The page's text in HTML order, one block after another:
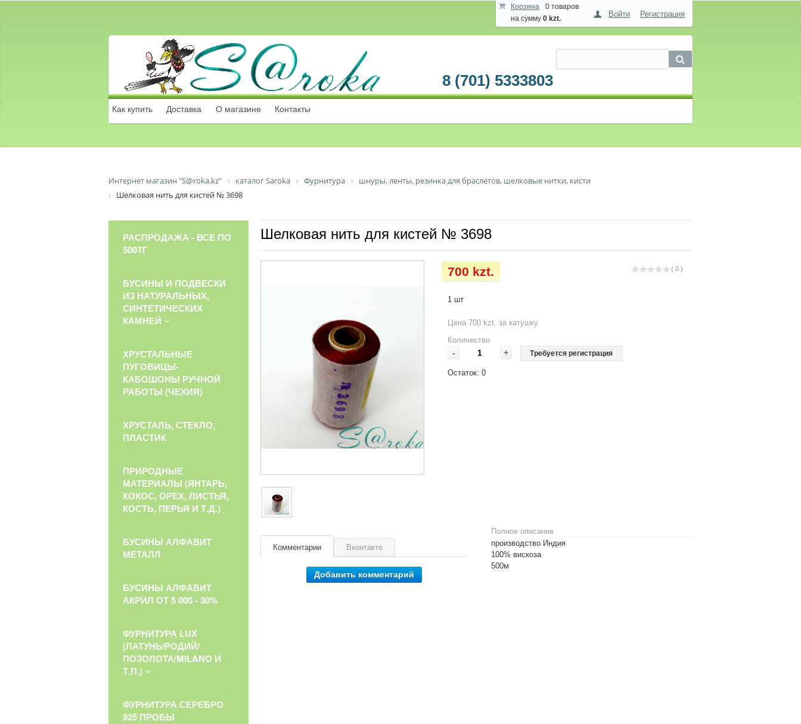
Корзина
0 товаров
на сумму 0 kzt. Войти Регистрация
8 (701) 5333803
Как купить Доставка О магазине Контакты
Интернет магазин "S@roka.kz" каталог Saroka Фурнитура
шнуры, ленты, резинка для браслетов, шелковые нитки, кисти
Шелковая нить для кистей № 3698
Шелковая нить для кистей № 3698
( 0 )
700 kzt.
1 шт
Цена 700 kzt. за катушку
Количество
- + Требуется регистрация
Остаток:0
Полное описание
производство Индия
100% вискоза
500м
Комментарии Вконтакте
Добавить комментарий
РАСПРОДАЖА - ВСЕ ПО
500ТГ
БУСИНЫ И ПОДВЕСКИ
ИЗ НАТУРАЛЬНЫХ,
СИНТЕТИЧЕСКИХ
КАМНЕЙ
ХРУСТАЛЬНЫЕ
ПУГОВИЦЫ-
КАБОШОНЫ РУЧНОЙ
РАБОТЫ (ЧЕХИЯ)
ХРУСТАЛЬ, СТЕКЛО,
ПЛАСТИК
ПРИРОДНЫЕ
МАТЕРИАЛЫ (ЯНТАРЬ,
КОКОС, ОРЕХ, ЛИСТЬЯ,
КОСТЬ, ПЕРЬЯ И Т.Д.)
БУСИНЫ АЛФАВИТ
МЕТАЛЛ
БУСИНЫ АЛФАВИТ
АКРИЛ ОТ 5 000 - 30%
ФУРНИТУРА LUX
(ЛАТУНЬ/РОДИЙ/
ПОЗОЛОТА/MILANO И
Т.П.)
ФУРНИТУРА СЕРЕБРО
925 ПРОБЫ